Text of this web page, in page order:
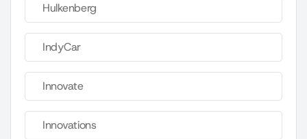
Hulkenberg
IndyCar
Innovate
Innovations